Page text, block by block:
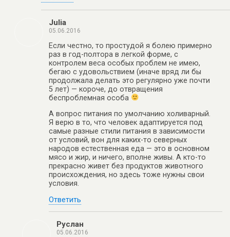
Julia
05.06.2016
Если честно, то простудой я болею примерно
раз в год-полтора в легкой форме, с
контролем веса особых проблем не имею,
бегаю с удовольствием (иначе вряд ли бы
продолжала делать это регулярно уже почти
5 лет) — короче, до отвращения
беспроблемная особа
А вопрос питания по умолчанию холиварный.
Я верю в то, что человек адаптируется под
самые разные стили питания в зависимости
от условий, вон для каких-то северных
народов естественная еда — это в основном
мясо и жир, и ничего, вполне живы. А кто-то
прекрасно живет без продуктов животного
происхождения, но здесь тоже нужны свои
условия.
Ответить
Руслан
05.06.2016